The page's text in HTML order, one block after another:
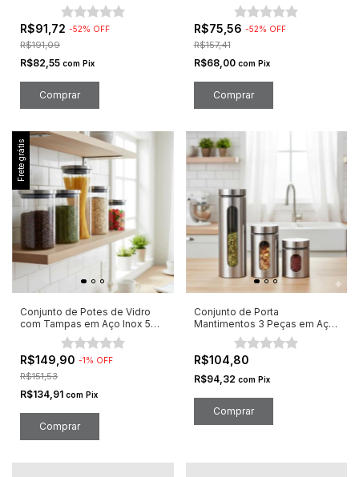
R$91,72 -52% OFF
R$191,09
R$82,55 com Pix
R$75,56 -52% OFF
R$157,41
R$68,00 com Pix
Frete grátis
Conjunto de Potes de Vidro
com Tampas em Aço Inox 5
Peças Tamanhos Variados
R$149,90 -1% OFF
R$151,53
R$134,91 com Pix
Conjunto de Porta
Mantimentos 3 Peças em Aço
Inox e Vidro com Tampa de
R$104,80
R$94,32 com Pix